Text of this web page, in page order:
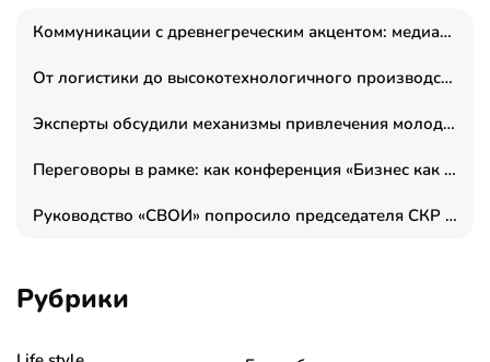
Коммуникации с древнегреческим акцентом: медиаменеджер и журналист Владимир Дергачев запустил коммуникационное агентство «Сократ 2.0»
От логистики до высокотехнологичного производства: как основатель “гагаринга” выстраивает экосистему безопасности и гражданских БПЛА
Эксперты обсудили механизмы привлечения молодых специалистов в промышленные города
Переговоры в рамке: как конференция «Бизнес как искусство» переформатирует деловой этикет в стенах ТПП РФ
Руководство «СВОИ» попросило председателя СКР дать правовую оценку обысков в тыловом штабе
Рубрики